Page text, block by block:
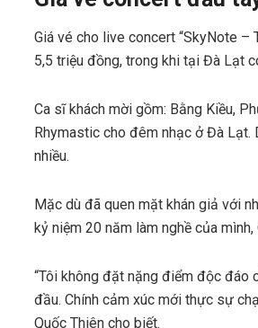
Giá vé cho live concert “SkyNote –
5,5 triệu đồng, trong khi tại Đà Lạt
Ca sĩ khách mời gồm: Bằng Kiều,
Rhymastic cho đêm nhạc ở Đà Lạt.
nhiều.
Mặc dù đã quen mặt khán giả với
kỷ niệm 20 năm làm nghề của
“Tôi không đặt nặng điểm độc đáo
đầu. Chính cảm xúc mới thực sự
Quốc Thiên cho biết.